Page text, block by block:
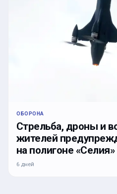
ОБОРОНА
Стрельба, дроны и
жителей
на полигоне «Селия»
6 дней